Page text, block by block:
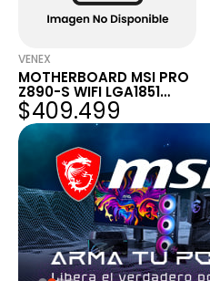
VENEX
MOTHERBOARD MSI PRO
Z890-S WIFI LGA1851
DDR5
$409.499